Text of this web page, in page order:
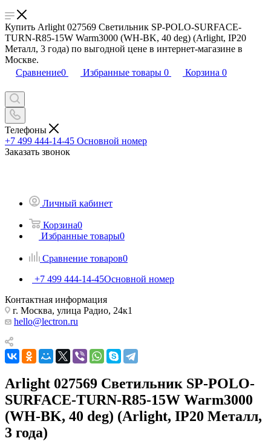
Купить Arlight 027569 Светильник SP-POLO-SURFACE-
TURN-R85-15W Warm3000 (WH-BK, 40 deg) (Arlight, IP20
Металл, 3 года) по выгодной цене в интернет-магазине в
Москве.
Сравнение0 Избранные товары 0 Корзина 0
Телефоны
+7 499 444-14-45 Основной номер
Заказать звонок
Личный кабинет
Корзина0
Избранные товары0
Сравнение товаров0
+7 499 444-14-45Основной номер
Контактная информация
г. Москва, улица Радио, 24к1
hello@lectron.ru
Arlight 027569 Светильник SP-POLO-
SURFACE-TURN-R85-15W Warm3000
(WH-BK, 40 deg) (Arlight, IP20 Металл,
3 года)